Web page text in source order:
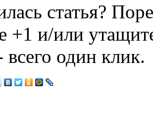
статья?
+1 и/или
всего один клик.